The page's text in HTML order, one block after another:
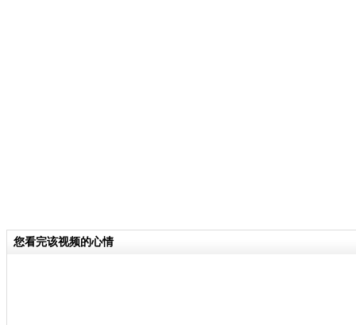
您看完该视频的心情